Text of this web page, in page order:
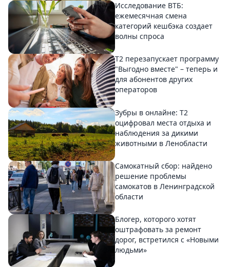
Исследование ВТБ:
ежемесячная смена
категорий кешбэка создает
волны спроса
Т2 перезапускает программу
"Выгодно вместе" – теперь и
для абонентов других
операторов
Зубры в онлайне: Т2
оцифровал места отдыха и
наблюдения за дикими
животными в Ленобласти
Самокатный сбор: найдено
решение проблемы
самокатов в Ленинградской
области
Блогер, которого хотят
оштрафовать за ремонт
дорог, встретился с «Новыми
людьми»